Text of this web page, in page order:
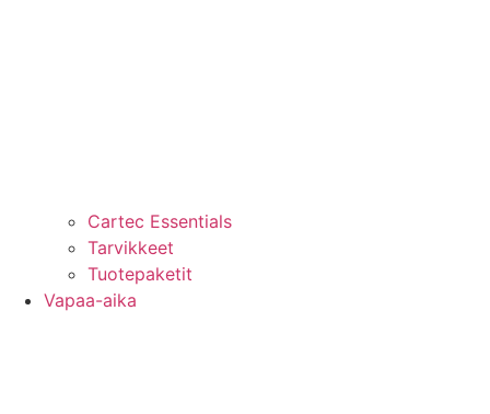
Cartec Essentials
Tarvikkeet
Tuotepaketit
Vapaa-aika